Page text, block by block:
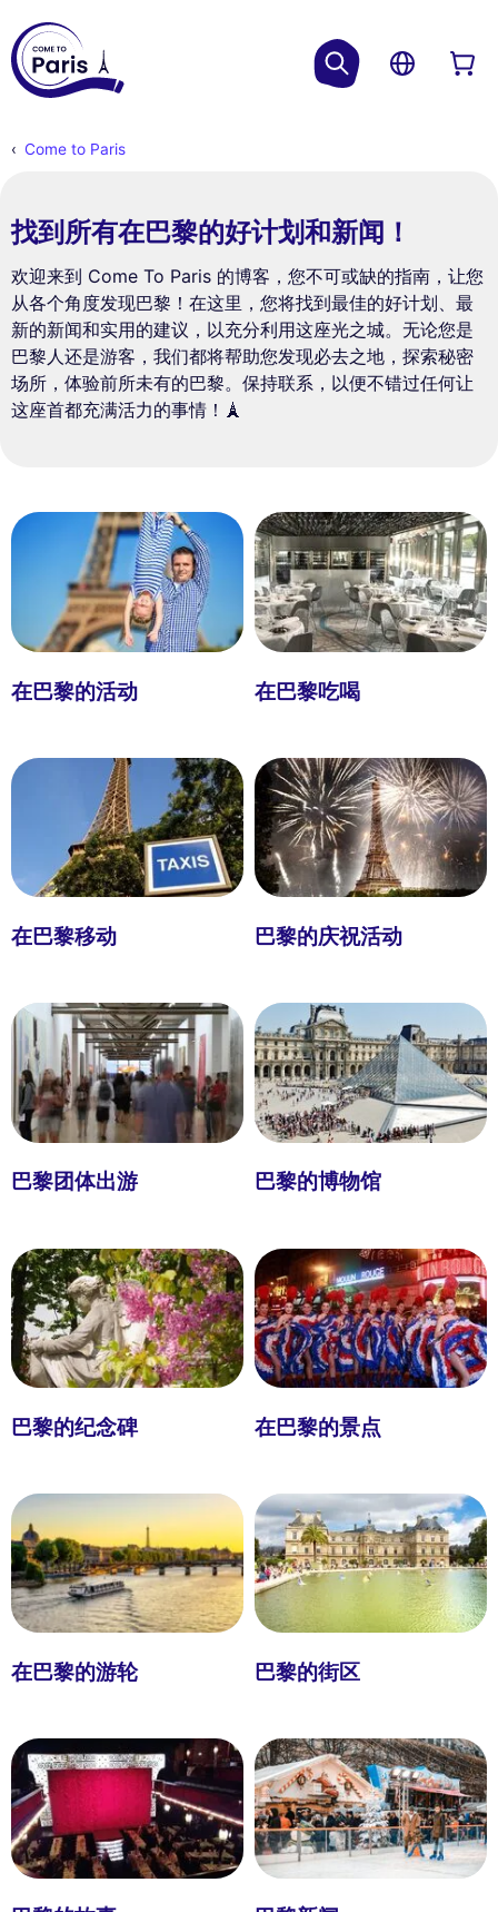
Come to Paris
找到所有在巴黎的好计划和新闻！
欢迎来到 Come To Paris 的博客，您不可或缺的指南，让您
从各个角度发现巴黎！在这里，您将找到最佳的好计划、最
新的新闻和实用的建议，以充分利用这座光之城。无论您是
巴黎人还是游客，我们都将帮助您发现必去之地，探索秘密
场所，体验前所未有的巴黎。保持联系，以便不错过任何让
这座首都充满活力的事情！🗼
在巴黎的活动 在巴黎吃喝
在巴黎移动 巴黎的庆祝活动
巴黎团体出游 巴黎的博物馆
巴黎的纪念碑 在巴黎的景点
在巴黎的游轮 巴黎的街区